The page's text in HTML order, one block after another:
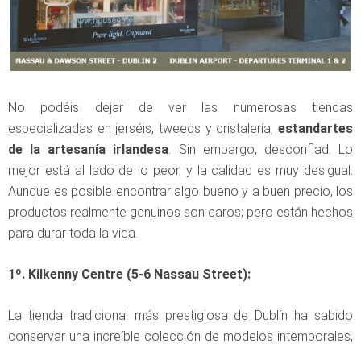
No podéis dejar de ver las numerosas tiendas
especializadas en jerséis, tweeds y cristalería, estandartes
de la artesanía irlandesa. Sin embargo, desconfiad. Lo
mejor está al lado de lo peor, y la calidad es muy desigual.
Aunque es posible encontrar algo bueno y a buen precio, los
productos realmente genuinos son caros; pero están hechos
para durar toda la vida.
1º. Kilkenny Centre (5-6 Nassau Street):
La tienda tradicional más prestigiosa de Dublín ha sabido
conservar una increíble colección de modelos intemporales,